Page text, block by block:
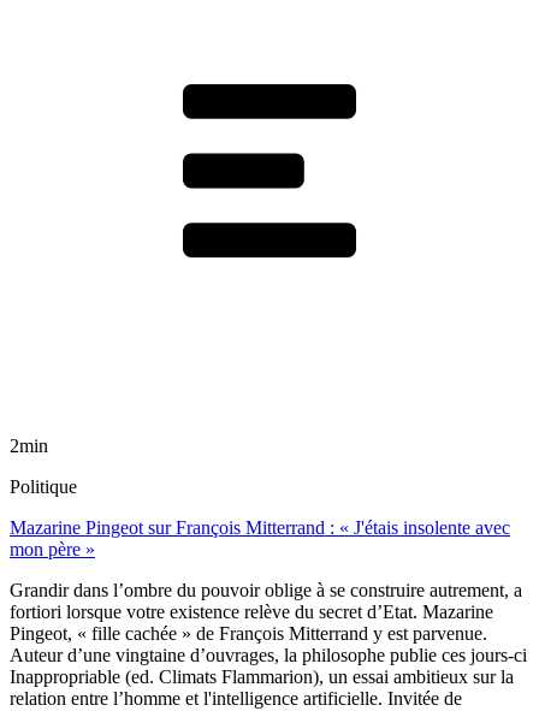
2min
Politique
Mazarine Pingeot sur François Mitterrand : « J'étais insolente avec
mon père »
Grandir dans l’ombre du pouvoir oblige à se construire autrement, a
fortiori lorsque votre existence relève du secret d’Etat. Mazarine
Pingeot, « fille cachée » de François Mitterrand y est parvenue.
Auteur d’une vingtaine d’ouvrages, la philosophe publie ces jours-ci
Inappropriable (ed. Climats Flammarion), un essai ambitieux sur la
relation entre l’homme et l'intelligence artificielle. Invitée de